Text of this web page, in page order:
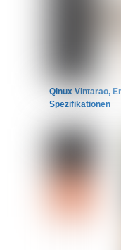
Qinux Vintarao,
Spezifikationen